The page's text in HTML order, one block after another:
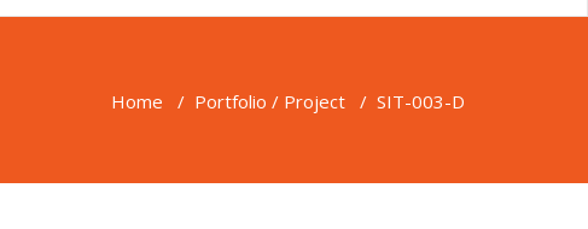
Home / Portfolio / Project / SIT-003-D